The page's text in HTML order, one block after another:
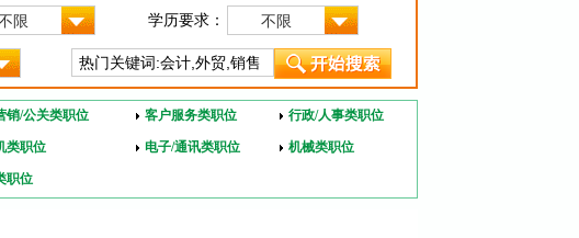
限 学历要求： 不限
销/公关类职位 客户服务类职位 行政/人事类职位
类职位 电子/通讯类职位 机械类职位
职位